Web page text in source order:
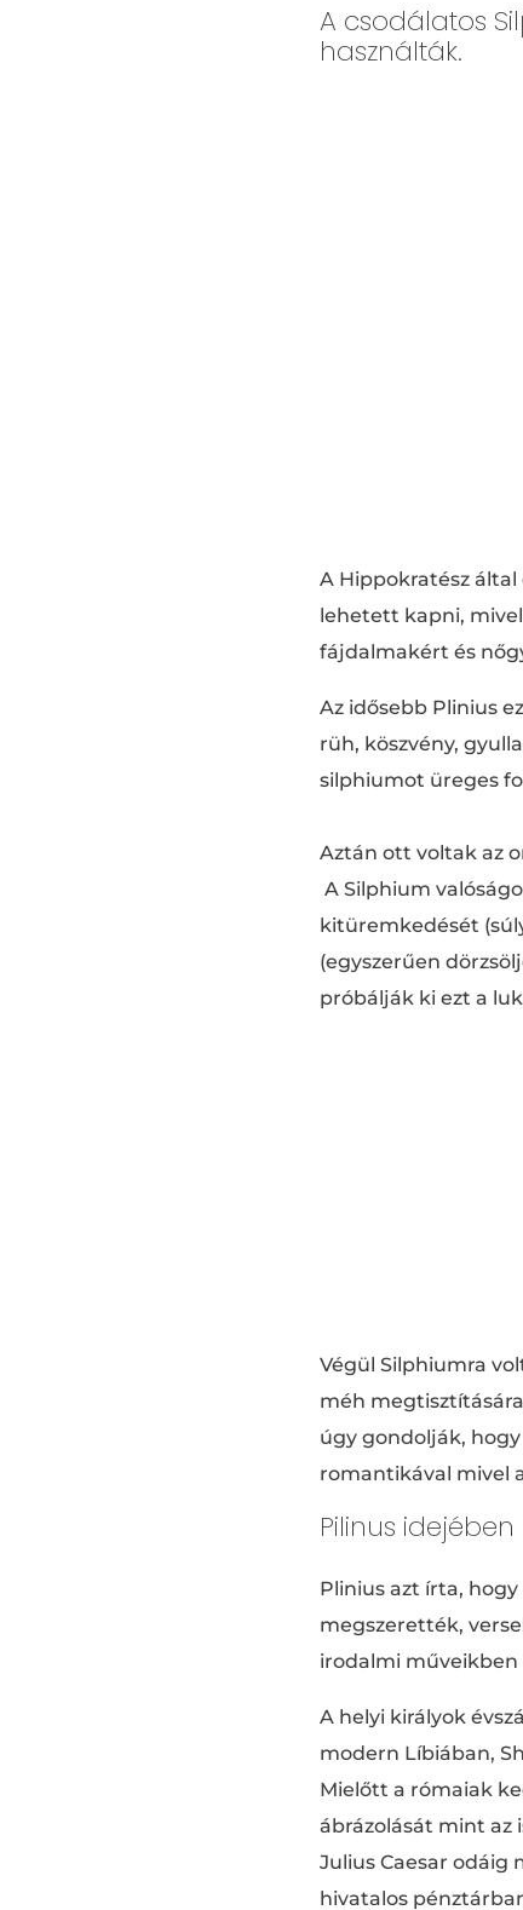
A csodálatos
használták.
A Hippokratész
lehetett kapni,
fájdalmakért és
Az idősebb Plinius
rüh, köszvény,
silphiumot üreges
Aztán ott voltak az
A Silphium
kitüremkedését
(egyszerűen
próbálják ki ezt a
Végül Silphiumra
méh
úgy gondolják,
romantikával mivel
Pilinus
Plinius azt írta,
megszerették,
irodalmi műveikben
A helyi királyok
modern Líbiában,
Mielőtt a rómaiak
ábrázolását mint az
Julius Caesar
hivatalos